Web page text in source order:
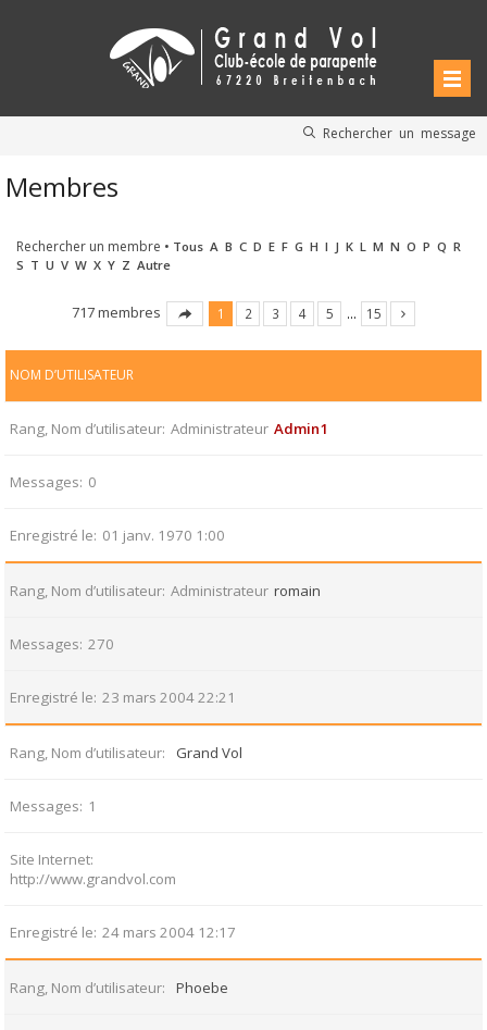
Rechercher un message
Membres
Rechercher un membre • Tous A B C D E F G H I J K L M N O P Q R
S T U V W X Y Z Autre
717 membres 1 2 3 4 5 … 15
NOM D’UTILISATEUR
Rang, Nom d’utilisateur Administrateur Admin1
Messages 0
Enregistré le 01 janv. 1970 1:00
Rang, Nom d’utilisateur Administrateur romain
Messages 270
Enregistré le 23 mars 2004 22:21
Rang, Nom d’utilisateur Grand Vol
Messages 1
Site Internet
http://www.grandvol.com
Enregistré le 24 mars 2004 12:17
Rang, Nom d’utilisateur Phoebe